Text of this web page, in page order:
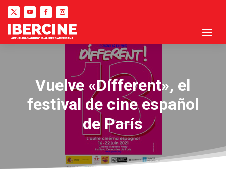
Vuelve «Dífferent», el
festival de cine español
de París